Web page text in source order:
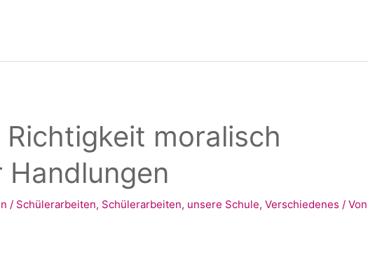
Richtigkeit moralisch
Handlungen
/ Schülerarbeiten, Schülerarbeiten, unsere Schule,Verschiedenes / Von